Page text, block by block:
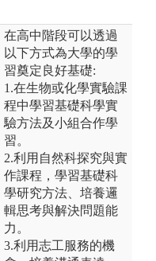
在高中階段可以透過
以下方式為大學的學
習奠定良好基礎:
1.在生物或化學實驗課
程中學習基礎科學實
驗方法及小組合作學
習。
2.利用自然科探究與實
作課程，學習基礎科
學研究方法、培養邏
輯思考與解決問題能
力。
3.利用志工服務的機